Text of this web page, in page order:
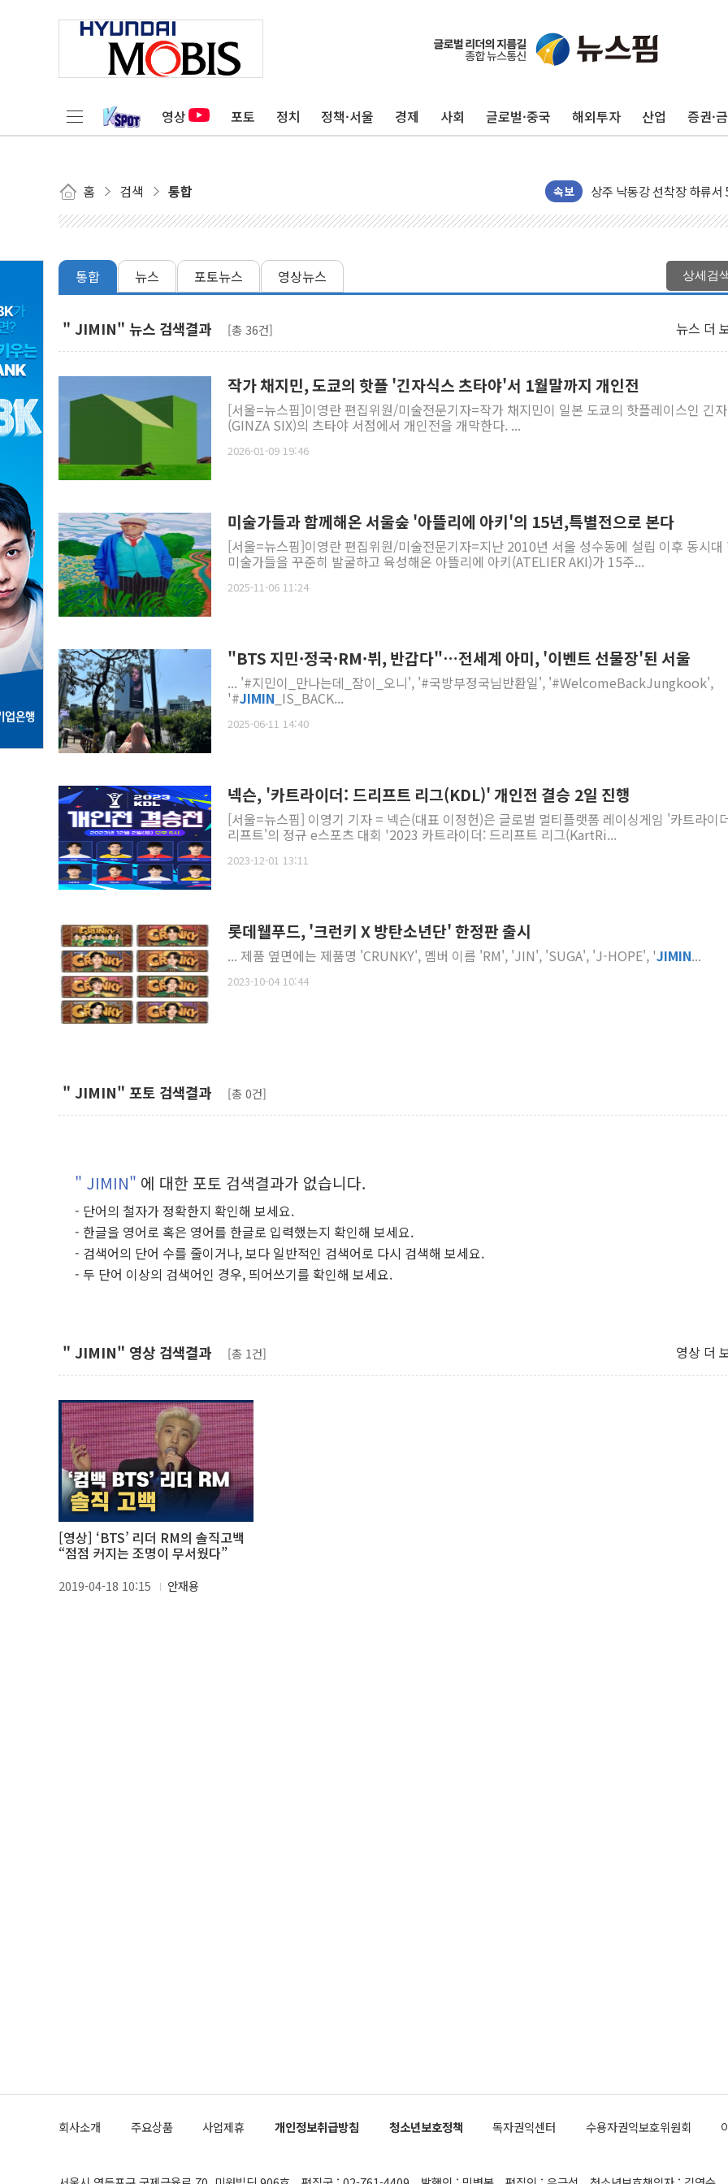
영상 포토 정치 정책·서울 경제 사회 글로벌·중국 해외투자 산업 증권·
홈 검색 통합 속보
평택 진위면 공장서 질식
[종합] 김민석, 정청래에
민주당 경북도당위원장에
김민석, 강원·대구·경북
[속보] 민주, 강원·대구·경
[속보] 민주, 대구 경선 결
정재헌 CEO, SKT 장기
최태원, 노소영에 9440억
홈플러스發 대형마트 판
윤준병·이해민 의원, '정부
'호우·산사태 주의보' 울진
통합 뉴스 포토뉴스 영상뉴스 상세검
" JIMIN" 뉴스 검색결과 [총 36건] 뉴스 더
작가 채지민, 도쿄의 핫플 '긴자식스 츠타야'서 1월말까지 개인전
[서울=뉴스핌]이영란 편집위원/미술전문기자=작가 채지민이 일본 도쿄의 핫플레이스인 긴
(GINZA SIX)의 츠타야 서점에서 개인전을 개막한다. ...
2026-01-09 19:46
미술가들과 함께해온 서울숲 '아뜰리에 아키'의 15년,특별전으로 본다
[서울=뉴스핌]이영란 편집위원/미술전문기자=지난 2010년 서울 성수동에 설립 이후 동시대
미술가들을 꾸준히 발굴하고 육성해온 아뜰리에 아키(ATELIER AKI)가 15주...
2025-11-06 11:24
"BTS 지민·정국·RM·뷔, 반갑다"…전세계 아미, '이벤트 선물장'된 서울
... '#지민이_만나는데_잠이_오니', '#국방부정국님반환일', '#WelcomeBackJungkook',
'#JIMIN _IS_BACK...
2025-06-11 14:40
넥슨, '카트라이더: 드리프트 리그(KDL)' 개인전 결승 2일 진행
[서울=뉴스핌] 이영기 기자 = 넥슨(대표 이정헌)은 글로벌 멀티플랫폼 레이싱게임 '카트라이
리프트'의 정규 e스포츠 대회 '2023 카트라이더: 드리프트 리그(KartRi...
2023-12-01 13:11
롯데웰푸드, '크런키 X 방탄소년단' 한정판 출시
... 제품 옆면에는 제품명 'CRUNKY', 멤버 이름 'RM', 'JIN', 'SUGA', 'J-HOPE', 'JIMIN...
2023-10-04 10:44
" JIMIN" 포토 검색결과 [총 0건]
" JIMIN" 에 대한 포토 검색결과가 없습니다.
- 단어의 철자가 정확한지 확인해 보세요.
- 한글을 영어로 혹은 영어를 한글로 입력했는지 확인해 보세요.
- 검색어의 단어 수를 줄이거나, 보다 일반적인 검색어로 다시 검색해 보세요.
- 두 단어 이상의 검색어인 경우, 띄어쓰기를 확인해 보세요.
" JIMIN" 영상 검색결과 [총 1건] 영상 더
[영상] ‘BTS’ 리더 RM의 솔직고백
“점점 커지는 조명이 무서웠다”
2019-04-18 10:15 안재용
회사소개 주요상품 사업제휴 개인정보취급방침 청소년보호정책 독자권익센터 수용자권익보호위원회